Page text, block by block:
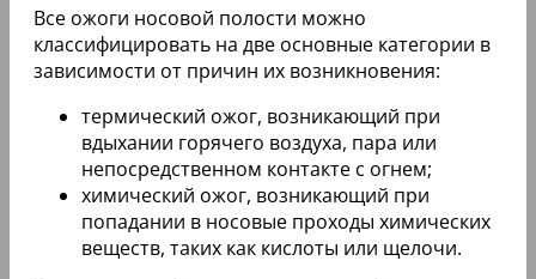
Все ожоги носовой полости можно
классифицировать на две основные категории в
зависимости от причин их возникновения:
термический ожог, возникающий при
вдыхании горячего воздуха, пара или
непосредственном контакте с огнем;
химический ожог, возникающий при
попадании в носовые проходы химических
веществ, таких как кислоты или щелочи.